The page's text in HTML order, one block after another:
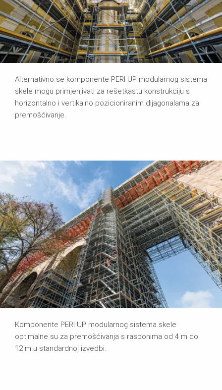
Alternativno se komponente PERI UP modularnog sistema
skele mogu primjenjivati za rešetkastu konstrukciju s
horizontalno i vertikalno pozicioniranim dijagonalama za
premošćivanje.
Komponente PERI UP modularnog sistema skele
optimalne su za premošćivanja s rasponima od 4 m do
12 m u standardnoj izvedbi.